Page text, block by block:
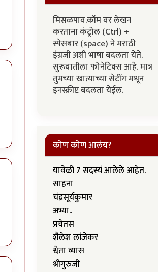
मिसळपाव.कॉम वर लेखन
करताना कंट्रोल (Ctrl) +
स्पेसबार (space) ने मराठी
इंग्रजी अशी भाषा बदलता येते.
सुरूवातीला फोनेटिक्स आहे. मात्र
तुमच्या खात्याच्या सेटींग मधून
इनस्क्रीप्ट बदलता येईल.
कोण कोण आलंय?
यावेळी 7 सदस्यं आलेले आहेत.
साहना
चंद्रसूर्यकुमार
अभ्या..
प्रचेतस
शैलेश लांजेकर
श्वेता व्यास
श्रीगुरुजी